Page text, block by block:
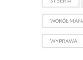
WOKÓŁ
WYPRAWA